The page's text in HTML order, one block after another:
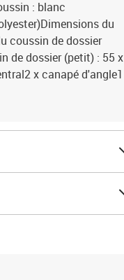
: blanc
du
coussin de dossier
de dossier (petit) : 55 x
x canapé d'angle1